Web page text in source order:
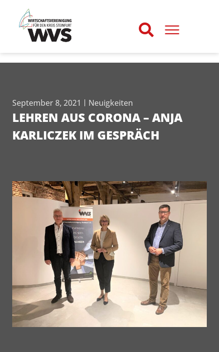
September 8, 2021 Neuigkeiten
LEHREN AUS CORONA – ANJA
KARLICZEK IM GESPRÄCH